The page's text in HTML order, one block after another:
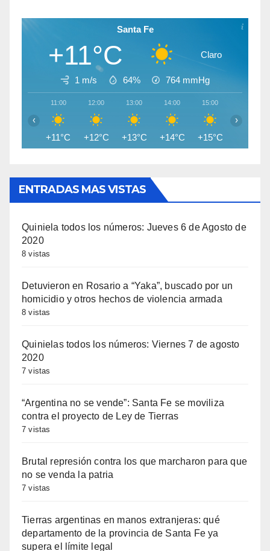
Santa Fe
+11°C Claro
1 m/s 64% 764 mmHg
11:00
+11°C
12:00
+12°C
13:00
+13°C
14:00
+14°C
15:00
+15°C
‹ ›
ENTRADAS MAS VISTAS
Quiniela todos los números: Jueves 6 de Agosto de
2020
8 vistas
Detuvieron en Rosario a “Yaka”, buscado por un
homicidio y otros hechos de violencia armada
8 vistas
Quinielas todos los números: Viernes 7 de agosto
2020
7 vistas
“Argentina no se vende”: Santa Fe se moviliza
contra el proyecto de Ley de Tierras
7 vistas
Brutal represión contra los que marcharon para que
no se venda la patria
7 vistas
Tierras argentinas en manos extranjeras: qué
departamento de la provincia de Santa Fe ya
supera el límite legal